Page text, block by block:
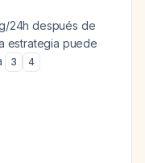
24h después de
estrategia puede
3 4